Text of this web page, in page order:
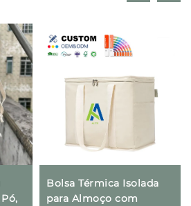
Bolsa Térmica Isolada
para Almoço com